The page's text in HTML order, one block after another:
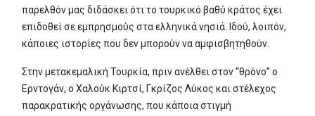
παρελθόν μας διδάσκει ότι το τουρκικό βαθύ κράτος έχει
επιδοθεί σε εμπρησμούς στα ελληνικά νησιά. Ιδού, λοιπόν,
κάποιες ιστορίες που δεν μπορούν να αμφισβητηθούν.
Στην μετακεμαλική Τουρκία, πριν ανέλθει στον “θρόνο” ο
Ερντογάν, ο Χαλούκ Κιρτσί, Γκρίζος Λύκος και στέλεχος
παρακρατικής οργάνωσης, που κάποια στιγμή